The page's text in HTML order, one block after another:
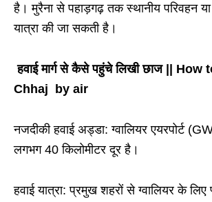
है। मुरैना से पहाड़गढ़ तक स्थानीय परिवहन या
यात्रा की जा सकती है।
हवाई मार्ग से कैसे पहुंचे लिखी छाज ||
Chhaj by air
नजदीकी हवाई अड्डा: ग्वालियर एयरपोर्ट
लगभग 40 किलोमीटर दूर है।
हवाई यात्रा: प्रमुख शहरों से ग्वालियर के